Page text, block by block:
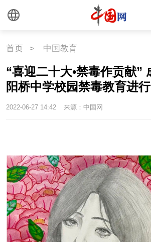
首页 > 中国教育
“喜迎二十大•禁毒作贡献”
阳桥中学校园禁毒教育进
2022-06-27 14:42 来源：中国网